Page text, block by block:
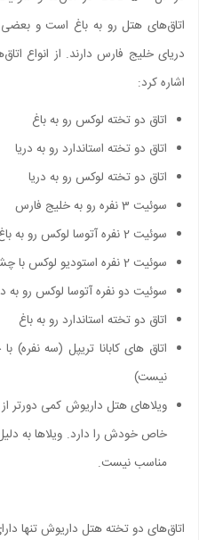
اتاق‌های هتل رو به باغ است و
دریای خلیج فارس دارند. از انواع
اشاره کرد:
اتاق دو تخته لوکس رو به باغ
اتاق دو تخته استاندارد رو به دریا
اتاق دو تخته لوکس رو به دریا
سوئیت 3 نفره رو به خلیج فارس
سوئیت 2 نفره آتوسا لوکس رو به باغ با یک تخت دبل
سوئیت 2 نفره استودیو لوکس با چشم انداز دریا و یک تخت دبل
سوئیت دو نفره آتوسا لوکس رو به
اتاق دو تخته استاندارد رو به باغ
اتاق های کابانا تریپل (سه
نیست)
ویلاهای هتل داریوش کمی
خاص خودش را دارد. ویلاها به
مناسب نیست.
اتاق‌های دو تخته هتل داریوش تنها